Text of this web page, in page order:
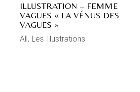
ILLUSTRATION – FEMME
VAGUES « LA VÉNUS DES
VAGUES »
All Les Illustrations